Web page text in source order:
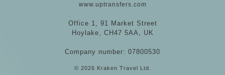
www.uptransfers.com
Office 1, 91 Market Street
Hoylake, CH47 5AA, UK
Company number: 07800530
© 2026 Kraken Travel Ltd.